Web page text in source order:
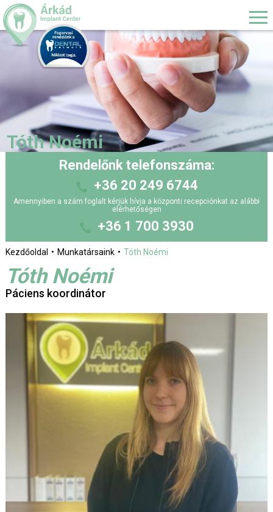
Tóth Noémi
Rendelőnk telefonszáma:
+36 20 249 6744
Amennyiben a szám foglalt kérjük hívja a központi recepciónkat az alábbi
elérhetőségen
+36 1 700 3930
Kezdőoldal Munkatársaink Tóth Noémi
Tóth Noémi
Páciens koordinátor